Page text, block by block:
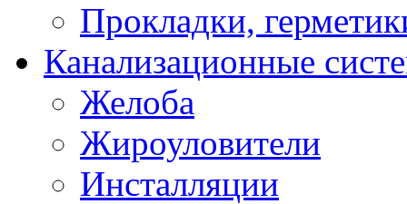
Прокладки,
Канализационные
Желоба
Жироуловители
Инсталляции